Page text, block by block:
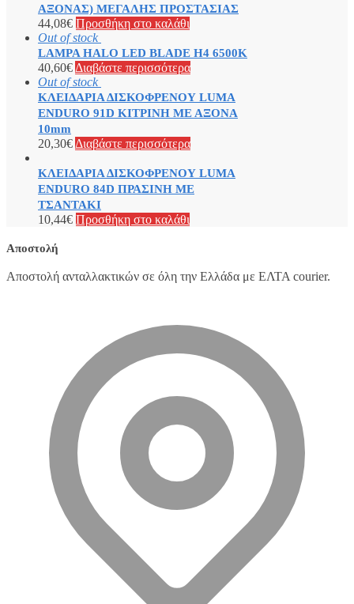
ΑΞΟΝΑΣ) ΜΕΓΑΛΗΣ ΠΡΟΣΤΑΣΙΑΣ
44,08€ Προσθήκη στο καλάθι
Out of stock
LAMPA HALO LED BLADE H4 6500K
40,60€ Διαβάστε περισσότερα
Out of stock
ΚΛΕΙΔΑΡΙΑ ΔΙΣΚΟΦΡΕΝΟΥ LUMA
ENDURO 91D ΚΙΤΡΙΝΗ ΜΕ ΑΞΟΝΑ
10mm
20,30€ Διαβάστε περισσότερα
ΚΛΕΙΔΑΡΙΑ ΔΙΣΚΟΦΡΕΝΟΥ LUMA
ENDURO 84D ΠΡΑΣΙΝΗ ΜΕ
ΤΣΑΝΤΑΚΙ
10,44€ Προσθήκη στο καλάθι
Αποστολή
Αποστολή ανταλλακτικών σε όλη την Ελλάδα με ΕΛΤΑ courier.